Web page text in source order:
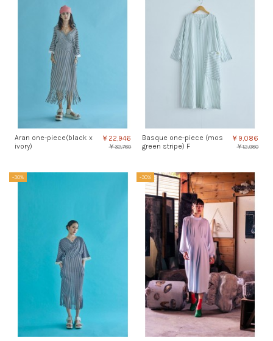
Aran one-piece(black x
ivory)
￥22,946
￥32,780
Basque one-piece (mos
green stripe) F
￥9,086
￥12,980
-30% -30%